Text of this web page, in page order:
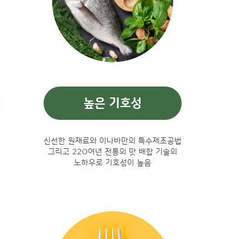
높은 기호성
신선한 원재료와 이나바만의 특수제조공법
그리고 220여년 전통의 맛 배합 기술의
노하우로 기호성이 높음